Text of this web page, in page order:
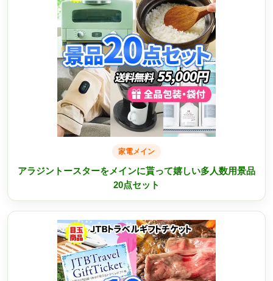
家電メイン
アラジントースターをメインに貰って嬉しい多人数用景品
20点セット